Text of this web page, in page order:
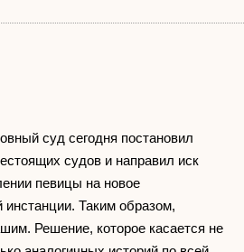
суд сегодня постановил
судов и направил иск
певицы на новое
инстанции. Таким образом,
Решение, которое касается не